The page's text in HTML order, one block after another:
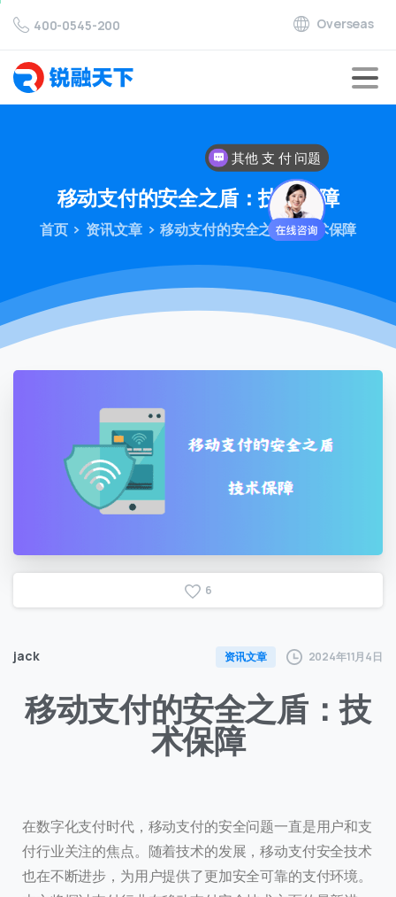
400-0545-200 Overseas
移动支付的安全之盾：技术保障
首页 资讯文章 移动支付的安全之盾：技术保障
6
jack 资讯文章 2024年11月4日
移动支付的安全之盾：技
术保障
在数字化支付时代，移动支付的安全问题一直是用户和支
付行业关注的焦点。随着技术的发展，移动支付安全技术
也在不断进步，为用户提供了更加安全可靠的支付环境。
其他 支 付 问题